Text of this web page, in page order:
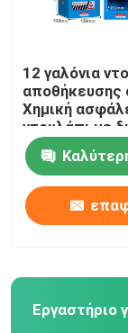
12 γαλόνια
αποθήκευσης
Χημική
ντουλάπι με
πόρτα
Εργαστήριο